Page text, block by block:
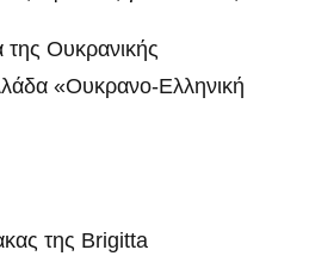
της Ουκρανικής
«Ουκρανο-Ελληνική
της Brigitta